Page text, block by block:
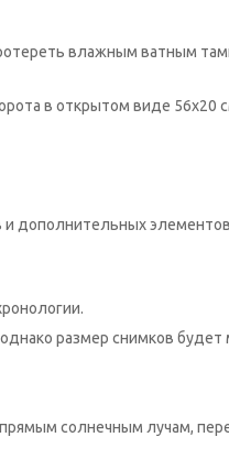
влажным ватным
в открытом виде 56х20
дополнительных элементов
размер снимков будет
солнечным лучам,